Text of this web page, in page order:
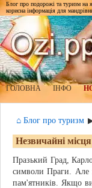
Блог про подорожі та туризм на
корисна інформація для
ГОЛОВНА ІНФО
⌂ Блог про туризм
Незвичайні
Празький Град,
символи Праги. Але
пам'ятників. Якщо